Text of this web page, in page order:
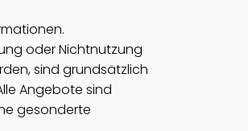
oder Nichtnutzung
sind grundsätzlich
Angebote sind
gesonderte